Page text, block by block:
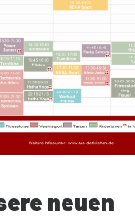
neuen